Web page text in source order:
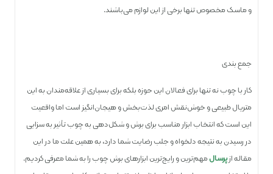
و ماسک مخصوص تنها برخی از این لوازم می‌باشند.
جمع بندی
کار با چوب نه تنها برای فعالان این حوزه بلکه برای بسیاری از علاقه‌مندان به این
متریال طبیعی و خوش‌نقش امری لذت‌بخش و هیجان‌انگیز است اما واقعیت
این است که انتخاب ابزار مناسب برای برش و شکل‌دهی به چوب تأثیر به سزایی
در رسیدن به نتیجه دلخواه و جلب رضایت شما دارد، به همین علت ما در این
مقاله ازپرسالمهم‌ترین و رایج‌ترین ابزارهای برش چوب را به شما معرفی کردیم.